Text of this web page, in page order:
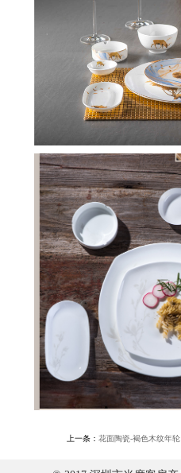
上一条： 花面陶瓷-褐色木纹年轮